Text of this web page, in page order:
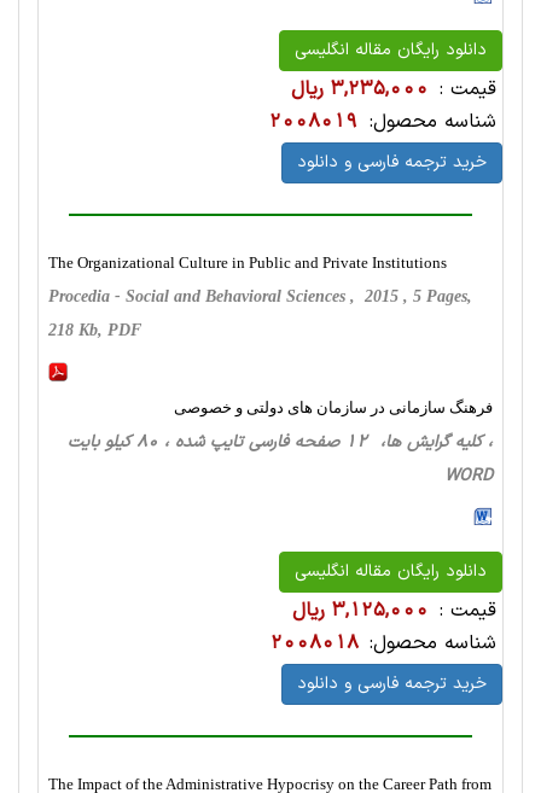
دانلود رایگان مقاله انگلیسی
قیمت : 3,235,000 ریال
شناسه محصول: 2008019
خرید ترجمه فارسی و دانلود
The Organizational Culture in Public and Private Institutions
Procedia - Social and Behavioral Sciences , 2015 , 5 Pages,
218 Kb, PDF
فرهنگ سازمانی در سازمان های دولتی و خصوصی
، کلیه گرایش ها، 12 صفحه فارسی تایپ شده ، 80 کیلو بایت
WORD
دانلود رایگان مقاله انگلیسی
قیمت : 3,125,000 ریال
شناسه محصول: 2008018
خرید ترجمه فارسی و دانلود
The Impact of the Administrative Hypocrisy on the Career Path from